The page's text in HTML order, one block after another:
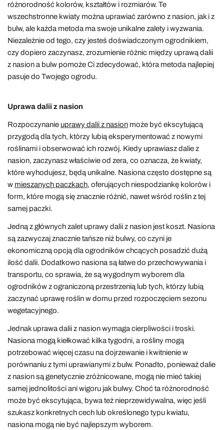
różnorodność kolorów, kształtów i rozmiarów. Te
wszechstronne kwiaty można uprawiać zarówno z nasion, jak i z
bulw, ale każda metoda ma swoje unikalne zalety i wyzwania.
Niezależnie od tego, czy jesteś doświadczonym ogrodnikiem,
czy dopiero zaczynasz, zrozumienie różnic między uprawą dalii
z nasion a bulw pomoże Ci zdecydować, która metoda najlepiej
pasuje do Twojego ogrodu.
Uprawa dalii z nasion
Rozpoczynanie uprawy dalii z nasion może być ekscytującą
przygodą dla tych, którzy lubią eksperymentować z nowymi
roślinami i obserwować ich rozwój. Kiedy uprawiasz dalie z
nasion, zaczynasz właściwie od zera, co oznacza, że kwiaty,
które wyhodujesz, będą unikalne. Nasiona często dostępne są
w mieszanych paczkach, oferujących niespodziankę kolorów i
form, które mogą się znacznie różnić, nawet wśród roślin z tej
samej paczki.
Jedną z głównych zalet uprawy dalii z nasion jest koszt. Nasiona
są zazwyczaj znacznie tańsze niż bulwy, co czyni je
ekonomiczną opcją dla ogrodników chcących posadzić dużą
ilość dalii. Dodatkowo nasiona są łatwe do przechowywania i
transportu, co sprawia, że są wygodnym wyborem dla
ogrodników z ograniczoną przestrzenią lub tych, którzy lubią
zaczynać uprawę roślin w domu przed rozpoczęciem sezonu
wegetacyjnego.
Jednak uprawa dalii z nasion wymaga cierpliwości i troski.
Nasiona mogą kiełkować kilka tygodni, a rośliny mogą
potrzebować więcej czasu na dojrzewanie i kwitnienie w
porównaniu z tymi uprawianymi z bulw. Ponadto, ponieważ dalie
z nasion są genetycznie zróżnicowane, mogą nie mieć takiej
samej jednolitości ani wigoru jak bulwy. Choć ta różnorodność
może być ekscytująca, bywa też nieprzewidywalna, więc jeśli
szukasz konkretnych cech lub określonego typu kwiatu,
nasiona mogą nie być najlepszym wyborem.